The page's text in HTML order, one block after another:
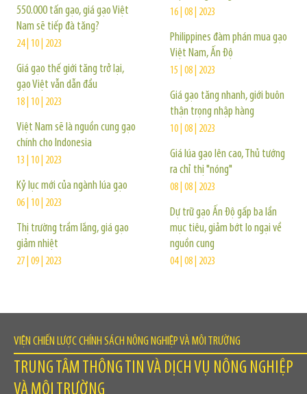
550.000 tấn gạo, giá gạo Việt
Nam sẽ tiếp đà tăng?
24 | 10 | 2023
Giá gạo thế giới tăng trở lại,
gạo Việt vẫn dẫn đầu
18 | 10 | 2023
Việt Nam sẽ là nguồn cung gạo
chính cho Indonesia
13 | 10 | 2023
Kỷ lục mới của ngành lúa gạo
06 | 10 | 2023
Thị trường trầm lắng, giá gạo
giảm nhiệt
27 | 09 | 2023
16 | 08 | 2023
Philippines đàm phán mua gạo
Việt Nam, Ấn Độ
15 | 08 | 2023
Giá gạo tăng nhanh, giới buôn
thận trọng nhập hàng
10 | 08 | 2023
Giá lúa gạo lên cao, Thủ tướng
ra chỉ thị "nóng"
08 | 08 | 2023
Dự trữ gạo Ấn Độ gấp ba lần
mục tiêu, giảm bớt lo ngại về
nguồn cung
04 | 08 | 2023
VIỆN CHIẾN LƯỢC CHÍNH SÁCH NÔNG NGHIỆP VÀ MÔI TRƯỜNG
TRUNG TÂM THÔNG TIN VÀ DỊCH VỤ NÔNG NGHIỆP
VÀ MÔI TRƯỜNG